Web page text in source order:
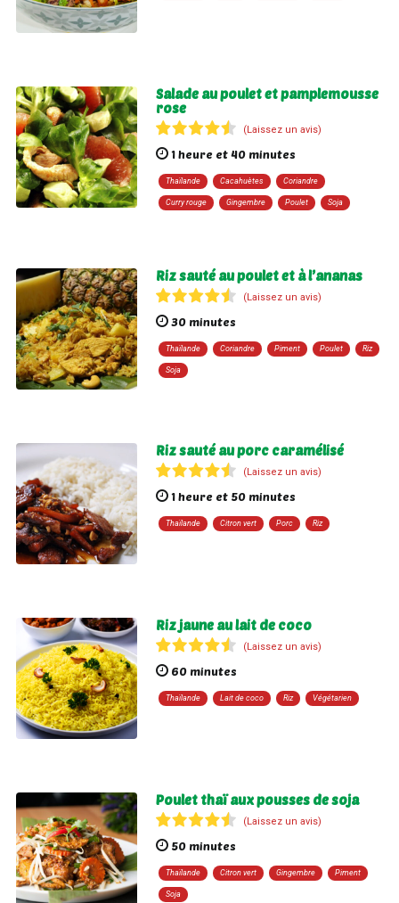
Salade au poulet et pamplemousse
rose
(Laissez un avis)
1 heure et 40 minutes
Thaïlande Cacahuètes Coriandre
Curry rouge Gingembre Poulet Soja
Riz sauté au poulet et à l’ananas
(Laissez un avis)
30 minutes
Thaïlande Coriandre Piment Poulet Riz
Soja
Riz sauté au porc caramélisé
(Laissez un avis)
1 heure et 50 minutes
Thaïlande Citron vert Porc Riz
Riz jaune au lait de coco
(Laissez un avis)
60 minutes
Thaïlande Lait de coco Riz Végétarien
Poulet thaï aux pousses de soja
(Laissez un avis)
50 minutes
Thaïlande Citron vert Gingembre Piment
Soja